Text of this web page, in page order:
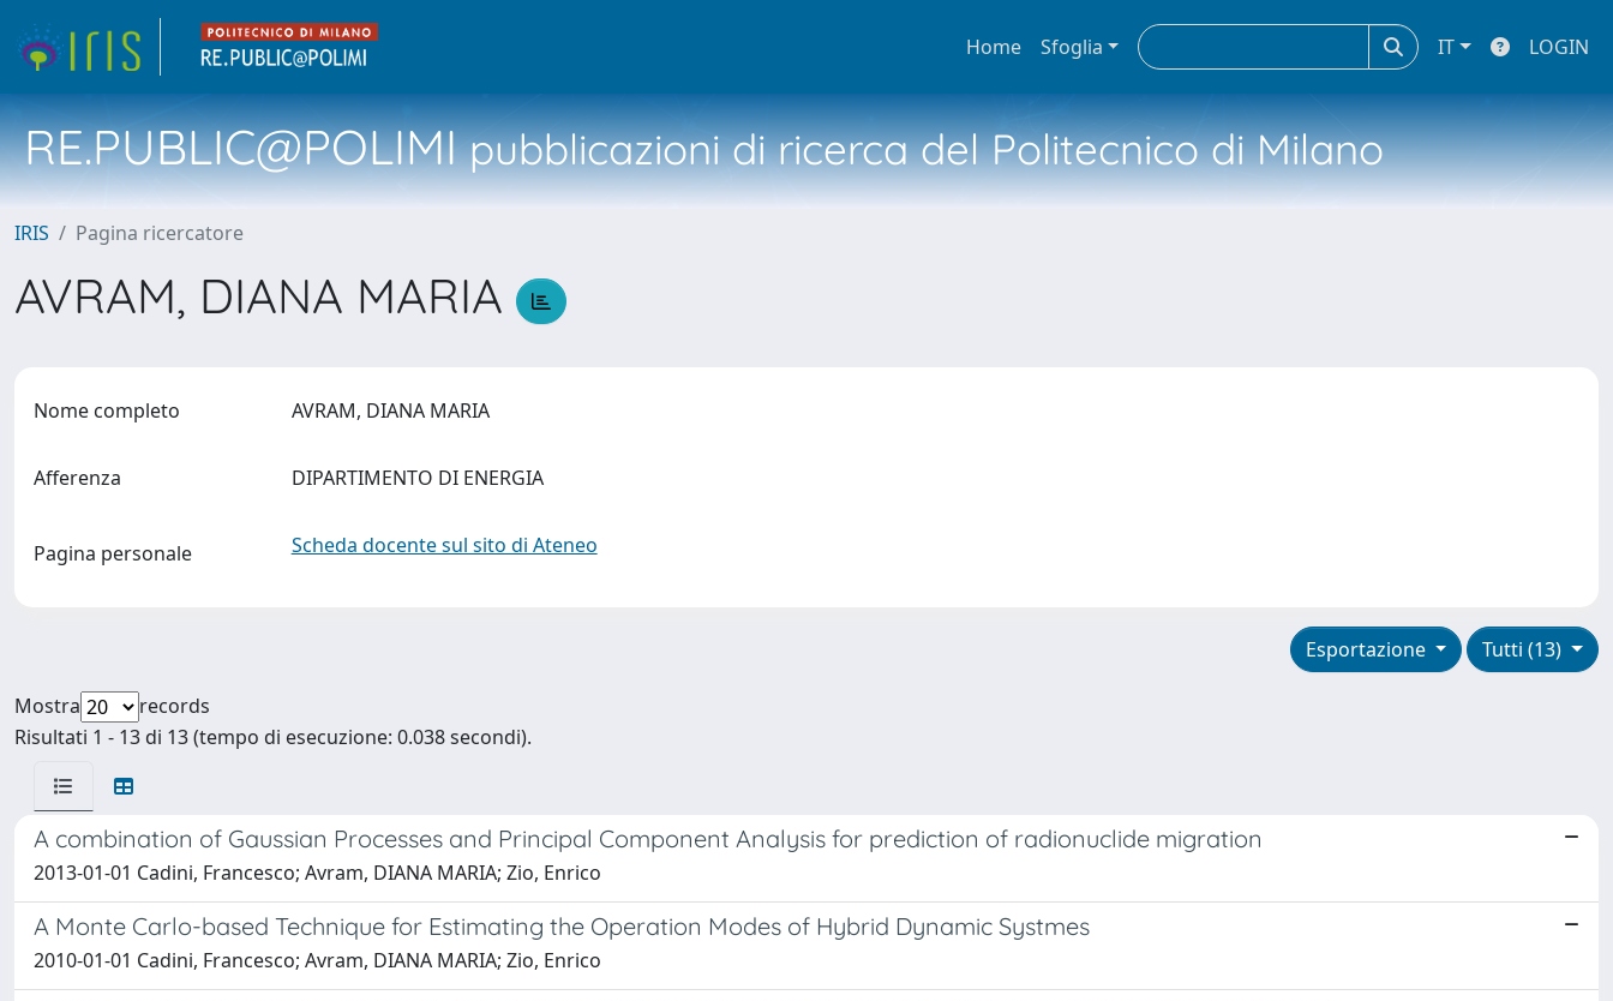
Home Sfoglia IT LOGIN
RE.PUBLIC@POLIMIpubblicazioni di ricerca del Politecnico di Milano
IRIS Pagina ricercatore
AVRAM, DIANA MARIA
Nome completo AVRAM, DIANA MARIA
Afferenza DIPARTIMENTO DI ENERGIA
Pagina personale Scheda docente sul sito di Ateneo
Tutti (13)
Esportazione
Mostra
records
Risultati 1 - 13 di 13 (tempo di esecuzione: 0.038 secondi).
A combination of Gaussian Processes and Principal Component Analysis for prediction of radionuclide migration
2013-01-01 Cadini, Francesco; Avram, DIANA MARIA; Zio, Enrico
A Monte Carlo-based Technique for Estimating the Operation Modes of Hybrid Dynamic Systmes
2010-01-01 Cadini, Francesco; Avram, DIANA MARIA; Zio, Enrico